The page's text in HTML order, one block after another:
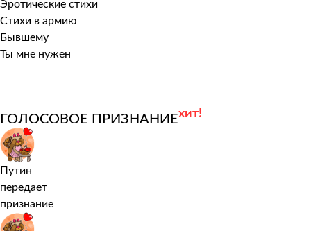
Эротические стихи
Стихи в армию
Бывшему
Ты мне нужен
ГОЛОСОВОЕ ПРИЗНАНИЕхит!
Путин
передает
признание